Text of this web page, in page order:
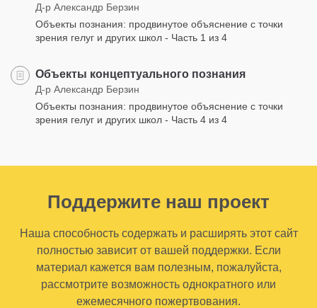
Д-р Александр Берзин
Объекты познания: продвинутое объяснение с точки
зрения гелуг и других школ - Часть 1 из 4
Объекты концептуального познания
Д-р Александр Берзин
Объекты познания: продвинутое объяснение с точки
зрения гелуг и других школ - Часть 4 из 4
Поддержите наш проект
Наша способность содержать и расширять этот сайт
полностью зависит от вашей поддержки. Если
материал кажется вам полезным, пожалуйста,
рассмотрите возможность однократного или
ежемесячного пожертвования.